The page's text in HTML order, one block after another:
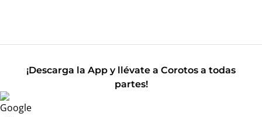
¡Descarga la App y llévate a Corotos a todas
partes!